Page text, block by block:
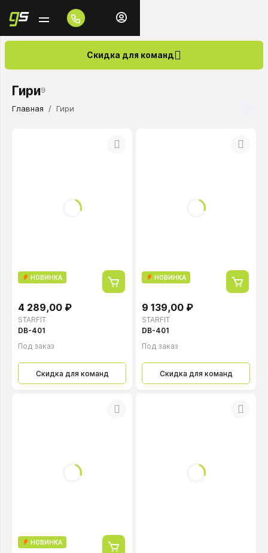
Скидка для команд
Гири9
Главная Гири
НОВИНКА
STARFIT
4 289,00 ₽
DB-401
Под заказ
Скидка для команд
НОВИНКА
STARFIT
9 139,00 ₽
DB-401
Под заказ
Скидка для команд
НОВИНКА